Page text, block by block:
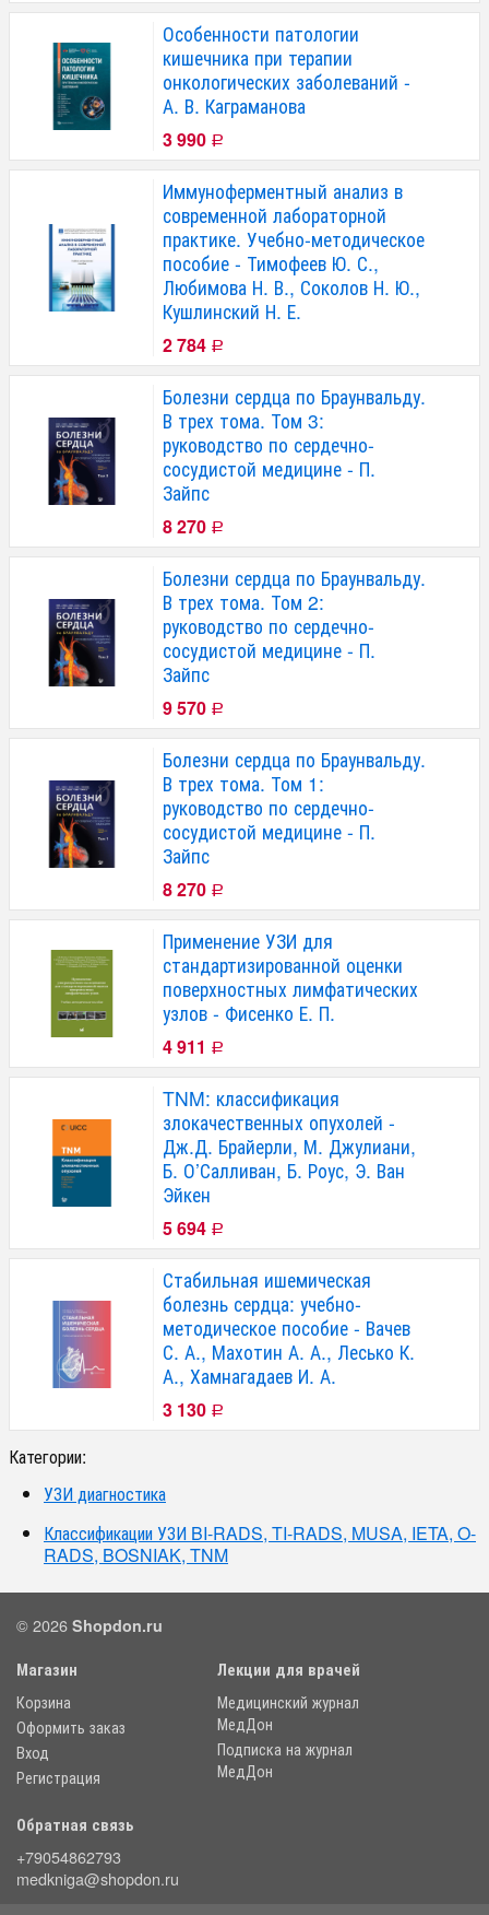
Особенности патологии
кишечника при терапии
онкологических заболеваний -
А. В. Каграманова
3 990 Р
Иммуноферментный анализ в
современной лабораторной
практике. Учебно-методическое
пособие - Тимофеев Ю. С.,
Любимова Н. В., Соколов Н. Ю.,
Кушлинский Н. Е.
2 784 Р
Болезни сердца по Браунвальду.
В трех тома. Том 3:
руководство по сердечно-
сосудистой медицине - П.
Зайпс
8 270 Р
Болезни сердца по Браунвальду.
В трех тома. Том 2:
руководство по сердечно-
сосудистой медицине - П.
Зайпс
9 570 Р
Болезни сердца по Браунвальду.
В трех тома. Том 1:
руководство по сердечно-
сосудистой медицине - П.
Зайпс
8 270 Р
Применение УЗИ для
стандартизированной оценки
поверхностных лимфатических
узлов - Фисенко Е. П.
4 911 Р
TNM: классификация
злокачественных опухолей -
Дж.Д. Брайерли, М. Джулиани,
Б. О’Салливан, Б. Роус, Э. Ван
Эйкен
5 694 Р
Стабильная ишемическая
болезнь сердца: учебно-
методическое пособие - Вачев
С. А., Махотин А. А., Лесько К.
А., Хамнагадаев И. А.
3 130 Р
Категории:
УЗИ диагностика
Классификации УЗИ BI-RADS, TI-RADS, MUSA, IETA, O-
RADS, BOSNIAK, TNM
© 2026 Shopdon.ru
Магазин
Корзина
Оформить заказ
Вход
Регистрация
Лекции для врачей
Медицинский журнал
МедДон
Подписка на журнал
МедДон
Обратная связь
+79054862793
medkniga@shopdon.ru